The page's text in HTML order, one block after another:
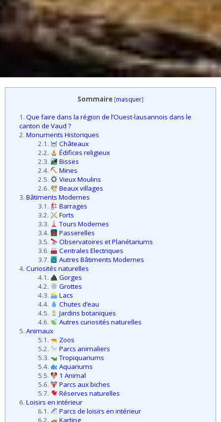
Sommaire [masquer]
1. Que faire dans la région de l’Ouest-lausannois dans le
canton de Vaud ?
2. Monuments Historiques
2.1.
Châteaux
2.2.
Édifices religieux
2.3.
Bisses
2.4.
Mines
2.5.
Vieux Moulins
2.6.
Beaux villages
3. Bâtiments Modernes
3.1.
Barrages
3.2.
Forts
3.3.
Tours Modernes
3.4.
Passerelles
3.5.
Observatoires et Planétariums
3.6.
Centrales Electriques
3.7.
Autres Bâtiments Modernes
4. Curiosités naturelles
4.1.
Gorges
4.2.
Grottes
4.3.
Lacs
4.4.
Chutes d’eau
4.5.
Jardins botaniques
4.6.
Autres curiosités naturelles
5. Animaux
5.1.
Zoos
5.2.
Parcs animaliers
5.3.
Tropiquariums
5.4.
Aquariums
5.5.
1 Animal
5.6.
Parcs aux biches
5.7.
Réserves naturelles
6. Loisirs en intérieur
6.1.
Parcs de loisirs en intérieur
6.2.
Karting